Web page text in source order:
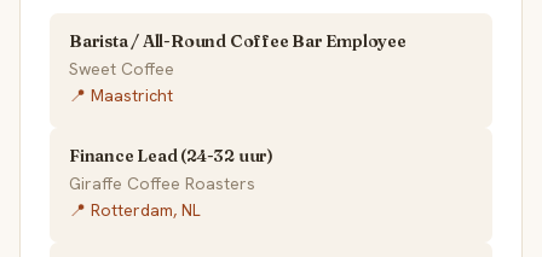
Barista / All-Round Coffee Bar Employee
Sweet Coffee
📍 Maastricht
Finance Lead (24-32 uur)
Giraffe Coffee Roasters
📍 Rotterdam, NL